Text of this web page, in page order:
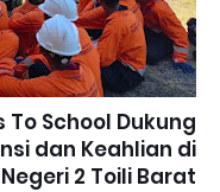
School Dukung
dan Keahlian di
Negeri 2 Toili Barat